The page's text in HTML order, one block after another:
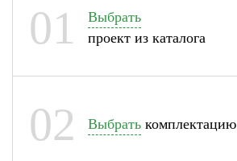
01
Выбрать
проект из каталога
02 Выбрать комплектацию